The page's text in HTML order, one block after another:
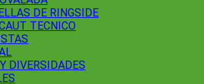
DE RINGSIDE
TECNICO
DIVERSIDADES